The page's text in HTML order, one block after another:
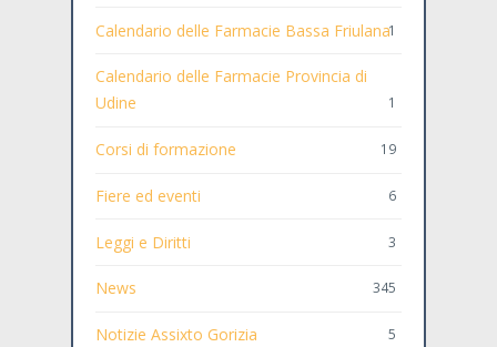
Calendario delle Farmacie Bassa Friulana1
Calendario delle Farmacie Provincia di
Udine
1
Corsi di formazione 19
Fiere ed eventi 6
Leggi e Diritti 3
News 345
Notizie Assixto Gorizia 5